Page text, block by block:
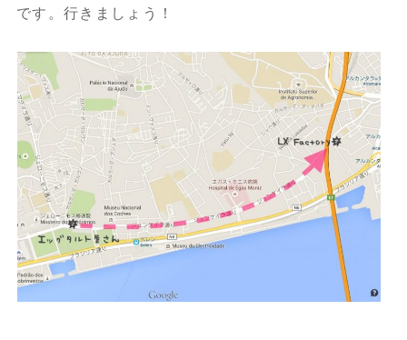
です。行きましょう！